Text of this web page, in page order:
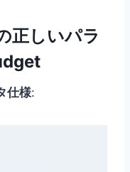
正しいパラ
仕様: